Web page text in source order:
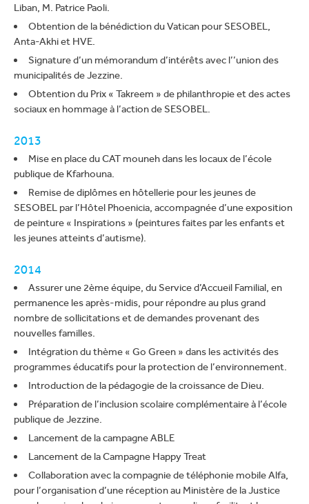
Liban, M. Patrice Paoli.
Obtention de la bénédiction du Vatican pour SESOBEL,
Anta-Akhi et HVE.
Signature d’un mémorandum d’intérêts avec l’’union des
municipalités de Jezzine.
Obtention du Prix « Takreem » de philanthropie et des actes
sociaux en hommage à l’action de SESOBEL.
2013
Mise en place du CAT mouneh dans les locaux de l’école
publique de Kfarhouna.
Remise de diplômes en hôtellerie pour les jeunes de
SESOBEL par l’Hôtel Phoenicia, accompagnée d’une exposition
de peinture « Inspirations » (peintures faites par les enfants et
les jeunes atteints d’autisme).
2014
Assurer une 2ème équipe, du Service d’Accueil Familial, en
permanence les après-midis, pour répondre au plus grand
nombre de sollicitations et de demandes provenant des
nouvelles familles.
Intégration du thème « Go Green » dans les activités des
programmes éducatifs pour la protection de l’environnement.
Introduction de la pédagogie de la croissance de Dieu.
Préparation de l’inclusion scolaire complémentaire à l’école
publique de Jezzine.
Lancement de la campagne ABLE
Lancement de la Campagne Happy Treat
Collaboration avec la compagnie de téléphonie mobile Alfa,
pour l’organisation d’une réception au Ministère de la Justice